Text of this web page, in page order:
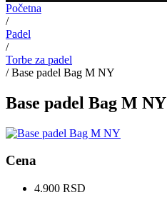
Početna
/
Padel
/
Torbe za padel
/Base padel Bag M NY
Base padel Bag M NY
Cena
4.900 RSD